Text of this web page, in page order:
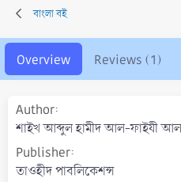
t
বাংলা বই
Overview Reviews (1)
Author
শাইখ আব্দুল হামীদ আল-ফাইযী
Publisher
তাওহীদ পাবলিকেশন্স